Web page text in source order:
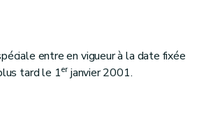
entre en vigueur à la date fixée
tard le 1erjanvier 2001.